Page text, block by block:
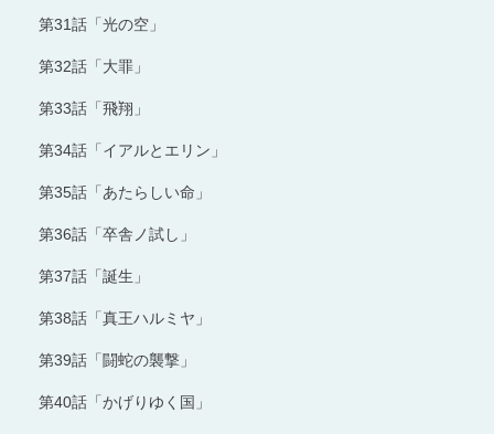
第31話「光の空」
第32話「大罪」
第33話「飛翔」
第34話「イアルとエリン」
第35話「あたらしい命」
第36話「卒舎ノ試し」
第37話「誕生」
第38話「真王ハルミヤ」
第39話「闘蛇の襲撃」
第40話「かげりゆく国」